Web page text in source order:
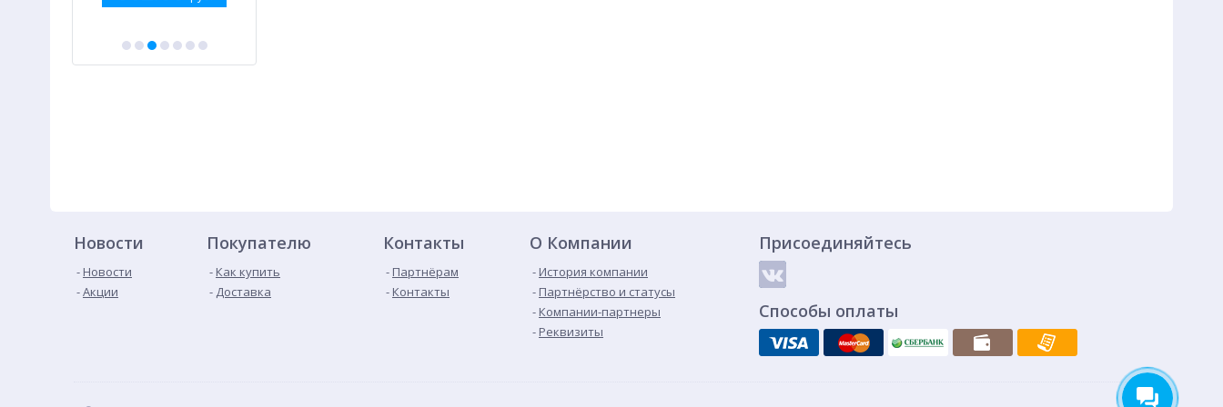
Новости
Новости
Акции
Покупателю
Как купить
Доставка
Контакты
Партнёрам
Контакты
О Компании
История компании
Партнёрство и статусы
Компании-партнеры
Реквизиты
Присоединяйтесь
Способы оплаты